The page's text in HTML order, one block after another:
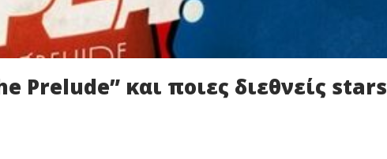
Prelude” και ποιες διεθνείς stars